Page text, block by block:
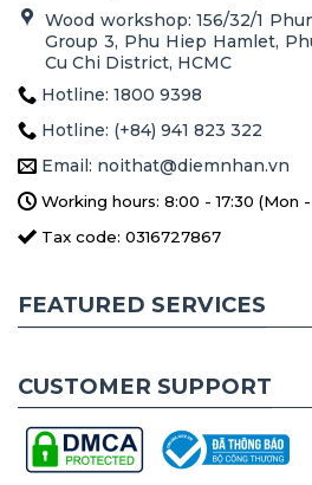
Wood workshop: 156/32/1
Group 3, Phu Hiep Hamlet,
Cu Chi District, HCMC
Hotline: 1800 9398
Hotline: (+84) 941 823 322
Email: noithat@diemnhan.vn
Working hours: 8:00 - 17:30 (Mon
Tax code: 0316727867
FEATURED SERVICES
CUSTOMER SUPPORT